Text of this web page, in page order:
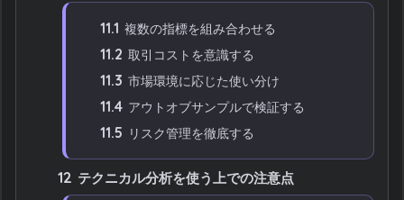
11.1 複数の指標を組み合わせる
11.2 取引コストを意識する
11.3 市場環境に応じた使い分け
11.4 アウトオブサンプルで検証する
11.5 リスク管理を徹底する
12 テクニカル分析を使う上での注意点